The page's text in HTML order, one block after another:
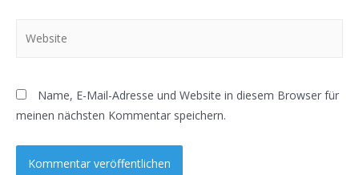
Name, E-Mail-Adresse und Website in diesem Browser für
meinen nächsten Kommentar speichern.